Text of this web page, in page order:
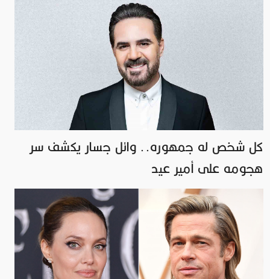
كل شخص له جمهوره.. وائل جسار يكشف سر
هجومه على أمير عيد